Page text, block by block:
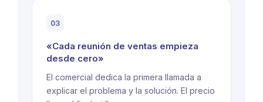
03
«Cada reunión de ventas empieza
desde cero»
El comercial dedica la primera llamada a
explicar el problema y la solución. El precio